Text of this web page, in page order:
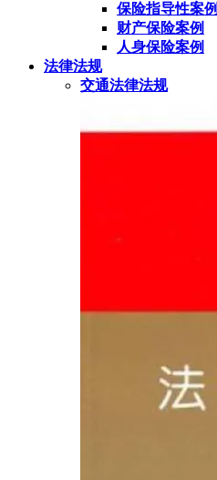
保险指导性案例
财产保险案例
人身保险案例
法律法规
交通法律法规